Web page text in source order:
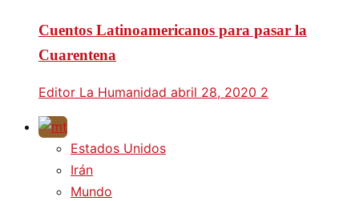
Cuentos Latinoamericanos para pasar la
Cuarentena
Editor La Humanidad abril 28, 2020 2
Estados Unidos
Irán
Mundo